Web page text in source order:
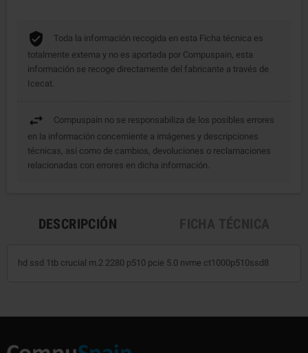
Toda la información recogida en esta Ficha técnica es
totalmente externa y no es aportada por Compuspain, esta
información se recoge directamente del fabricante a través de
Icecat.
Compuspain no se responsabiliza de los posibles errores
en la información concerniente a imágenes y descripciones
técnicas, así como de cambios, devoluciones o reclamaciones
relacionadas con errores en dicha información.
DESCRIPCIÓN
hd ssd 1tb crucial m.2 2280 p510 pcie 5.0 nvme ct1000p510ssd8